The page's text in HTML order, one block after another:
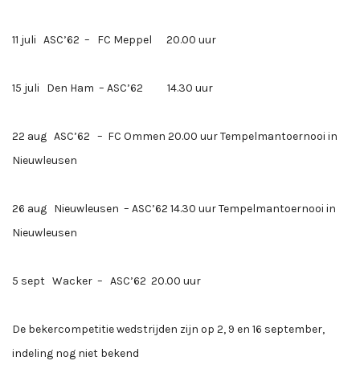
11 juli ASC’62 – FC Meppel 20.00 uur
15 juli Den Ham – ASC’62 14.30 uur
22 aug ASC’62 – FC Ommen 20.00 uur Tempelmantoernooi in
Nieuwleusen
26 aug Nieuwleusen – ASC’62 14.30 uur Tempelmantoernooi in
Nieuwleusen
5 sept Wacker – ASC’62 20.00 uur
De bekercompetitie wedstrijden zijn op 2, 9 en 16 september,
indeling nog niet bekend